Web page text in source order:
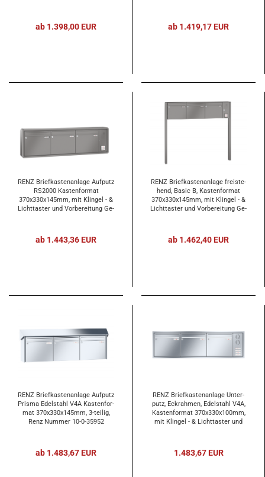
ab 1.398,00 EUR ab 1.419,17 EUR
RENZ Brief­kas­ten­an­la­ge Auf­putz
RS2000 Kas­ten­for­mat
370x330x145mm, mit Klin­gel - &
Licht­tas­ter und Vor­be­rei­tung Ge­
ab 1.443,36 EUR
RENZ Brief­kas­ten­an­la­ge frei­ste­
hend, Basic B, Kas­ten­for­mat
370x330x145mm, mit Klin­gel - &
Licht­tas­ter und Vor­be­rei­tung Ge­
0-​10008
ab 1.462,40 EUR
RENZ Brief­kas­ten­an­la­ge Auf­putz
Pris­ma Edel­stahl V4A Kas­ten­for­
mat 370x330x145mm, 3-​tei­lig,
Renz Num­mer 10-​0-​35952
ab 1.483,67 EUR
RENZ Brief­kas­ten­an­la­ge Un­ter­
putz, Eck­rah­men, Edel­stahl V4A,
Kas­ten­for­mat 370x330x100mm,
mit Klin­gel - & Licht­tas­ter und
25912
1.483,67 EUR